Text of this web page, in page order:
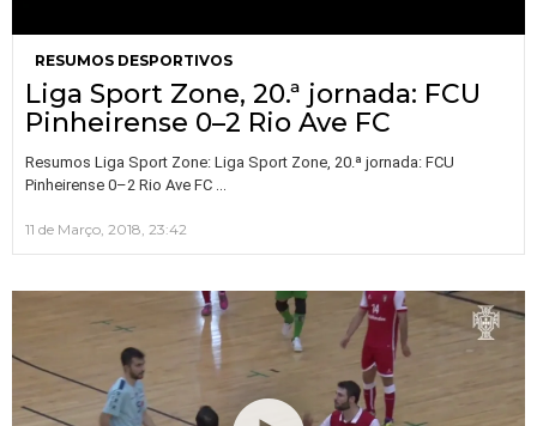
RESUMOS DESPORTIVOS
Liga Sport Zone, 20.ª jornada: FCU
Pinheirense 0–2 Rio Ave FC
Resumos Liga Sport Zone: Liga Sport Zone, 20.ª jornada: FCU
Pinheirense 0–2 Rio Ave FC
11 de Março, 2018, 23:42